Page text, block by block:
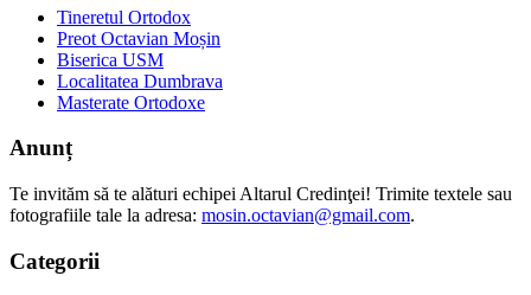
Tineretul Ortodox
Preot Octavian Moșin
Biserica USM
Localitatea Dumbrava
Masterate Ortodoxe
Anunț
Te invităm să te alături echipei Altarul Credinţei! Trimite textele sau
fotografiile tale la adresa: mosin.octavian@gmail.com.
Categorii